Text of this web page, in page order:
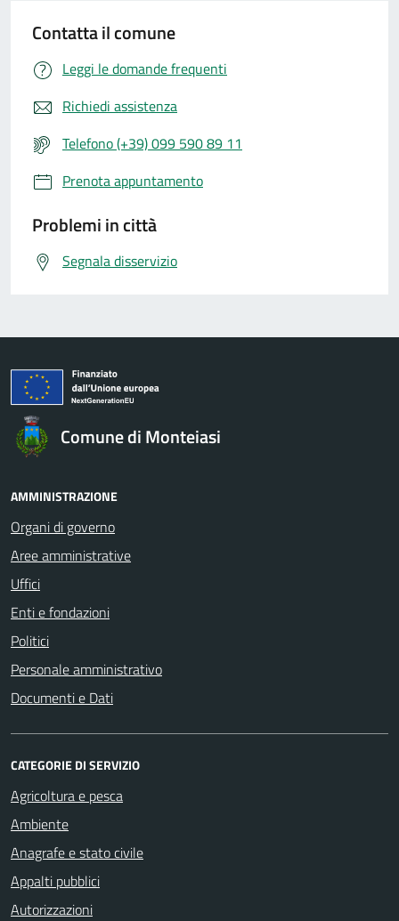
Contatta il comune
Leggi le domande frequenti
Richiedi assistenza
Telefono (+39) 099 590 89 11
Prenota appuntamento
Problemi in città
Segnala disservizio
Comune di Monteiasi
AMMINISTRAZIONE
Organi di governo
Aree amministrative
Uffici
Enti e fondazioni
Politici
Personale amministrativo
Documenti e Dati
CATEGORIE DI SERVIZIO
Agricoltura e pesca
Ambiente
Anagrafe e stato civile
Appalti pubblici
Autorizzazioni